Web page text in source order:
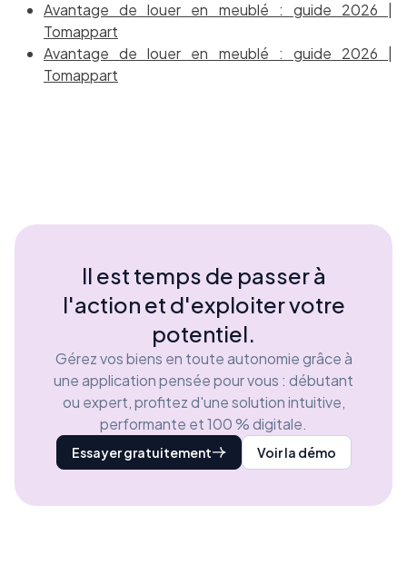
Avantage de louer en meublé : guide 2026 |
Tomappart
Avantage de louer en meublé : guide 2026 |
Tomappart
Il est temps de passer à
l'action et d'exploiter votre
potentiel.
Gérez vos biens en toute autonomie grâce à
une application pensée pour vous : débutant
ou expert, profitez d'une solution intuitive,
performante et 100 % digitale.
Essayer gratuitement Voir la démo